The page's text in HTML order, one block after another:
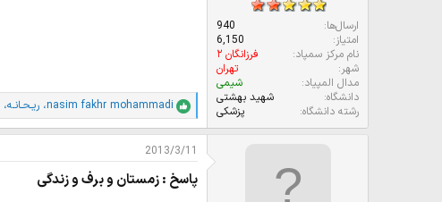
ارسال‌ها
940
امتیاز
6,150
نام مرکز سمپاد
فرزانگان ۲
شهر
تهران
مدال المپیاد
شیمی
دانشگاه
شهید بهشتی
رشته دانشگاه
پزشکی
ا
م
ت
ی
ز
nasim fakhr mohammadi، ریـحـانـه،
2013/3/11
پاسخ : زمستان و برف و زندگی